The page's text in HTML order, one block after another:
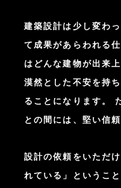
建築設計は少し変わ
て成果があらわれる仕
はどんな建物が出来
漠然とした不安を持
ることになります。
との間には、堅い信
設計の依頼をいただ
れている」ということ